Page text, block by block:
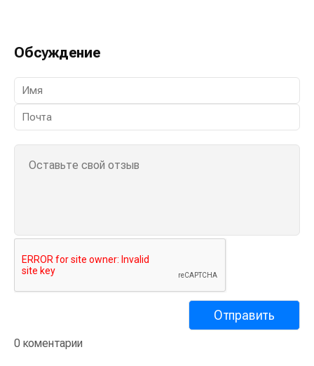
Обсуждение
0 коментарии